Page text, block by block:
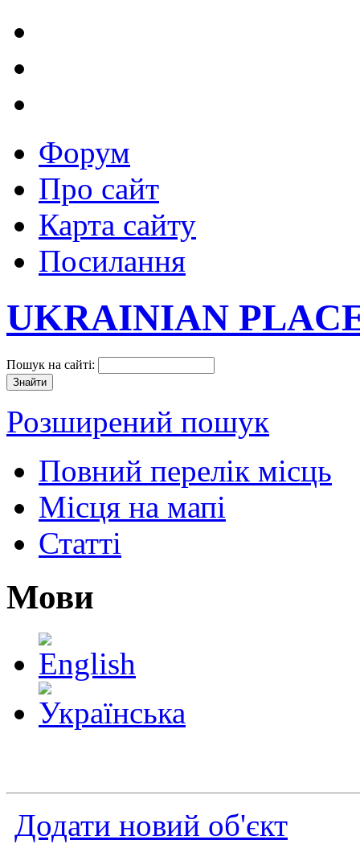
Форум
Про сайт
Карта сайту
Посилання
UKRAINIAN
Пошук на сайті:
Розширений пошук
Повний перелік місць
Місця на мапі
Статті
Мови
Додати новий об'єкт